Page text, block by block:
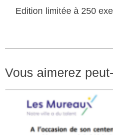
Edition limitée à 250
Vous aimerez